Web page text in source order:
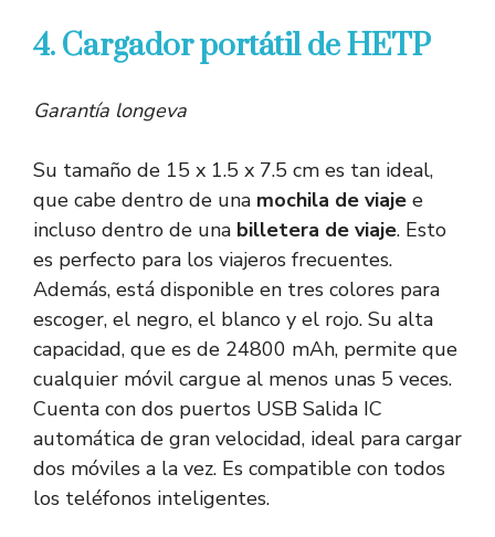
4. Cargador portátil de HETP
Garantía longeva
Su tamaño de 15 x 1.5 x 7.5 cm es tan ideal,
que cabe dentro de una mochila de viaje e
incluso dentro de una billetera de viaje. Esto
es perfecto para los viajeros frecuentes.
Además, está disponible en tres colores para
escoger, el negro, el blanco y el rojo. Su alta
capacidad, que es de 24800 mAh, permite que
cualquier móvil cargue al menos unas 5 veces.
Cuenta con dos puertos USB Salida IC
automática de gran velocidad, ideal para cargar
dos móviles a la vez. Es compatible con todos
los teléfonos inteligentes.